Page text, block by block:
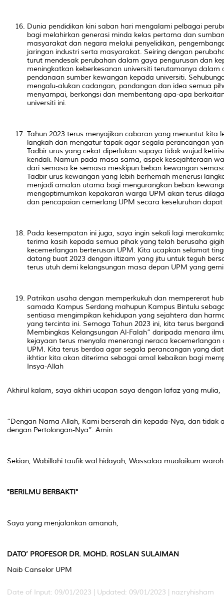
Dunia pendidikan kini saban hari mengalami pelbagai
bagi melahirkan generasi minda kelas pertama dan
masyarakat dan negara melalui penyelidikan,
jaringan industri serta masyarakat. Seiring dengan
turut mendesak perubahan dalam gaya pengurusan dan
meningkatkan keberkesanan universiti terutamanya dalam
pendanaan sumber kewangan kepada universiti.
mengalu-alukan cadangan, pandangan dan idea semua
menyampai, berkongsi dan membentang apa-apa
universiti ini.
Tahun 2023 terus menyajikan cabaran yang menuntut kita
langkah dan mengatur tapak agar segala perancangan
Tadbir urus yang cekat diperlukan supaya tidak wujud
kendali. Namun pada masa sama, aspek kesejahteraan
dari semasa ke semasa meskipun beban kewangan
Tadbir urus kewangan yang lebih berhemah menerusi
menjadi amalan utama bagi mengurangkan beban
mengoptimumkan kepakaran warga UPM akan terus
dan pencapaian cemerlang UPM secara keseluruhan
Pada kesempatan ini juga, saya ingin sekali lagi
terima kasih kepada semua pihak yang telah berusaha
kecemerlangan berterusan UPM. Kita ucapkan selamat
datang buat 2023 dengan iltizam yang jitu untuk teguh
terus utuh demi kelangsungan masa depan UPM yang
Patrikan usaha dengan memperkukuh dan mempererat
samada Kampus Serdang mahupun Kampus Bintulu
sentiasa mengimpikan kehidupan yang sejahtera dan
yang tercinta ini. Semoga Tahun 2023 ini, kita terus
Membingkas Kelangsungan Al-Falah” daripada menara
kejayaan terus menyala menerangi neraca kecemerlangan
UPM. Kita terus berdoa agar segala perancangan yang
ikhtiar kita akan diterima sebagai amal kebaikan bagi
Insya-Allah
Akhirul kalam, saya akhiri ucapan saya dengan lafaz yang mulia,
“Dengan Nama Allah, Kami berserah diri kepada-Nya, dan tidak
dengan Pertolongan-Nya”. Amin
Sekian, Wabillahi taufik wal hidayah, Wassalaa mualaikum
"BERILMU BERBAKTI"
Saya yang menjalankan amanah,
DATO’ PROFESOR DR. MOHD. ROSLAN SULAIMAN
Naib Canselor UPM
Date of Input: 09/01/2023 | Updated: 09/01/2023 | nazryhisham